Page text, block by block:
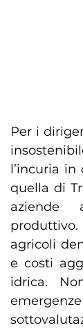
Per i
l’incuria
quella di
aziende
agricoli
e costi
idrica.